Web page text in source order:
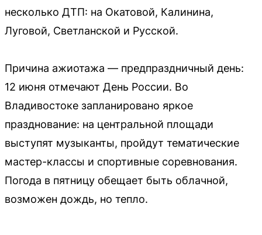
несколько ДТП: на Окатовой, Калинина,
Луговой, Светланской и Русской.
Причина ажиотажа — предпраздничный день:
12 июня отмечают День России. Во
Владивостоке запланировано яркое
празднование: на центральной площади
выступят музыканты, пройдут тематические
мастер-классы и спортивные соревнования.
Погода в пятницу обещает быть облачной,
возможен дождь, но тепло.